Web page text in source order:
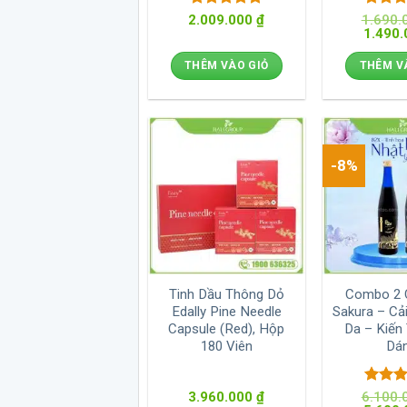
Được xếp
2.009.000₫
THÊM VÀO GIỎ
Được
hạng 5
Giá
là:
THÊM
Tinh Dầu Thông Dỏ
Edally Pine Needle
Capsule (Red), Hộp
180 Viên
3.960.000₫
-8%
Combo 2
Sakura –
Da –
Được